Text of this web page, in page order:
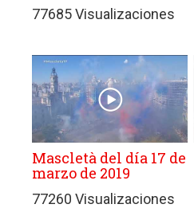
77685 Visualizaciones
Mascletà del día 17 de
marzo de 2019
77260 Visualizaciones